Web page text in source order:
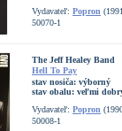
Vydavateľ: Popron
50070-1
The Jeff Healey Band
Hell To Pay
stav nosiča: výborný
stav obalu: veľmi
Vydavateľ: Popron
50008-1